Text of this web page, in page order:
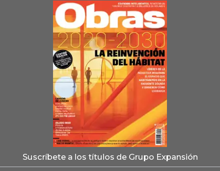
Suscríbete a los títulos de Grupo Expansión